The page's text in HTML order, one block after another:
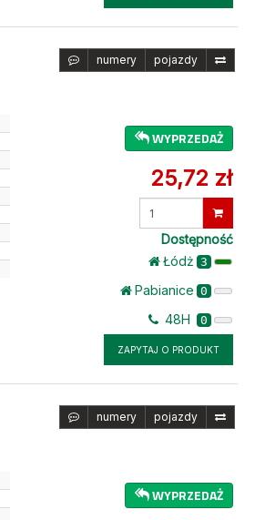
numery pojazdy
WYPRZEDAŻ
25,72 zł
Dostępność
Łódż 3
Pabianice 0
48H 0
ZAPYTAJ O PRODUKT
numery pojazdy
WYPRZEDAŻ